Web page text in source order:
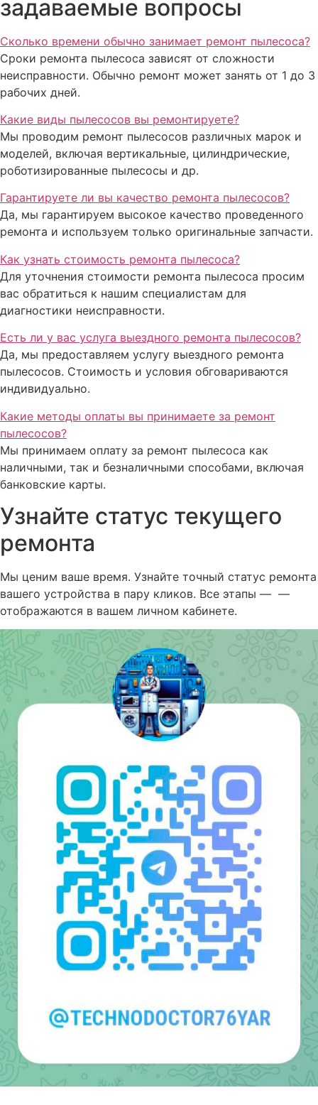
задаваемые вопросы
Сколько времени обычно занимает ремонт пылесоса?
Сроки ремонта пылесоса зависят от сложности
неисправности. Обычно ремонт может занять от 1 до 3
рабочих дней.
Какие виды пылесосов вы ремонтируете?
Мы проводим ремонт пылесосов различных марок и
моделей, включая вертикальные, цилиндрические,
роботизированные пылесосы и др.
Гарантируете ли вы качество ремонта пылесосов?
Да, мы гарантируем высокое качество проведенного
ремонта и используем только оригинальные запчасти.
Как узнать стоимость ремонта пылесоса?
Для уточнения стоимости ремонта пылесоса просим
вас обратиться к нашим специалистам для
диагностики неисправности.
Есть ли у вас услуга выездного ремонта пылесосов?
Да, мы предоставляем услугу выездного ремонта
пылесосов. Стоимость и условия обговариваются
индивидуально.
Какие методы оплаты вы принимаете за ремонт
пылесосов?
Мы принимаем оплату за ремонт пылесоса как
наличными, так и безналичными способами, включая
банковские карты.
Узнайте статус текущего
ремонта
Мы ценим ваше время. Узнайте точный статус ремонта
вашего устройства в пару кликов. Все этапы — —
отображаются в вашем личном кабинете.